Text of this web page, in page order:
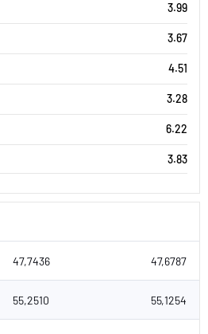
3.99
3.67
4.51
3.28
6.22
3.83
47,7436 47,6787
55,2510 55,1254